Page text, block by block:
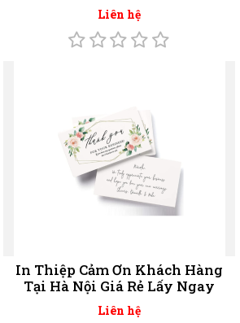
Liên hệ
In Thiệp Cảm Ơn Khách Hàng
Tại Hà Nội Giá Rẻ Lấy Ngay
Liên hệ